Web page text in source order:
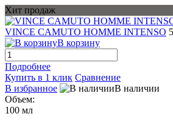
Хит продаж
VINCE CAMUTO HOMME INTENSO
В корзину
Подробнее
Купить в 1 клик Сравнение
В избранное
В наличии
Объем:
100 мл